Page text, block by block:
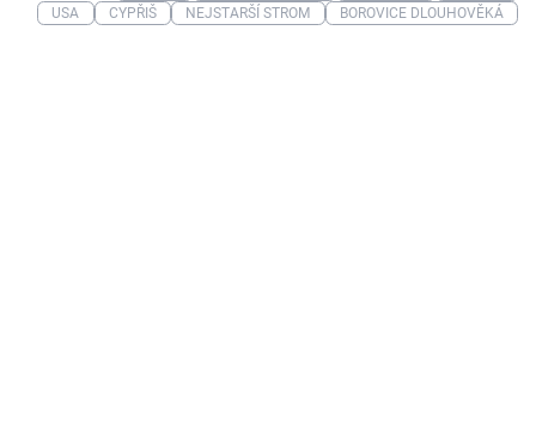
USA
CYPŘIŠ NEJSTARŠÍ STROM BOROVICE DLOUHOVĚKÁ